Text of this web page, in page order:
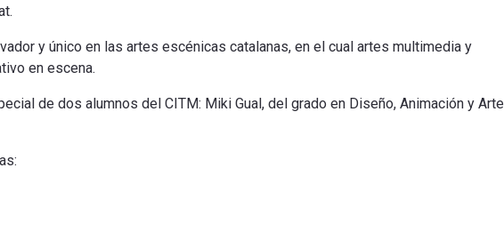
y único en las artes escénicas catalanas, en el cual artes multimedia y
en escena.
de dos alumnos del CITM: Miki Gual, del grado en Diseño, Animación y Arte